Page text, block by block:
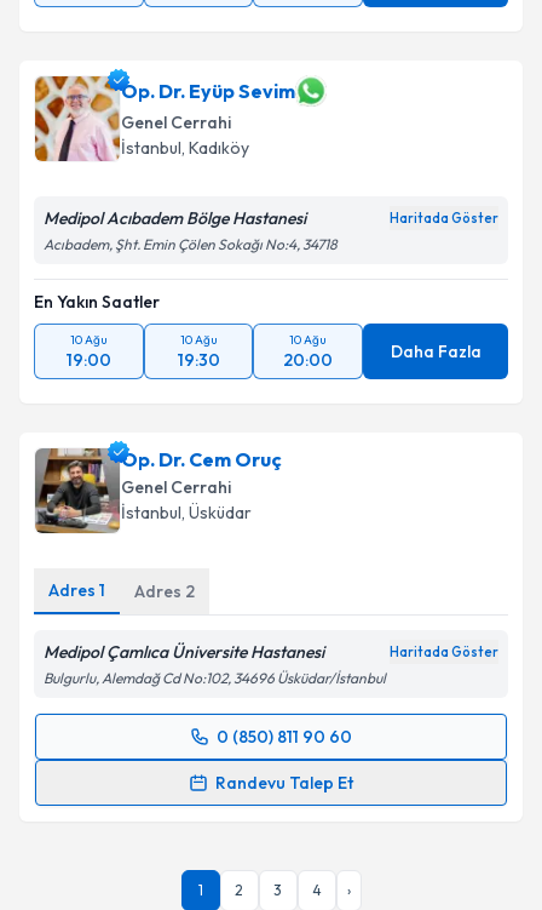
Op. Dr. Eyüp Sevim
Genel Cerrahi
İstanbul, Kadıköy
Medipol Acıbadem Bölge Hastanesi Haritada Göster
Acıbadem, Şht. Emin Çölen Sokağı No:4, 34718
En Yakın Saatler
10 Ağu
19:00
10 Ağu
19:30
10 Ağu
20:00 Daha Fazla
Op. Dr. Cem Oruç
Genel Cerrahi
İstanbul, Üsküdar
Adres 1 Adres 2
Medipol Çamlıca Üniversite Hastanesi Haritada Göster
Bulgurlu, Alemdağ Cd No:102, 34696 Üsküdar/İstanbul
0 (850) 811 90 60
Randevu Talep Et
Randevu Takvimi Talebi
takvim hazırlandığında e-posta ile bilgilendireceğiz.
1 2 3 4 ›